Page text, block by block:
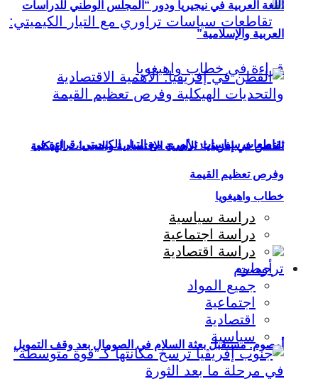
تقاطعات سياسات تراوري مع التيار الكيميتي: قراءة في
خطاب واهيغويا
أوصوم: مستقبل بعثة السلام في الصومال بعد وقف التمويل
اللغة العربية في نيجيريا ودور “المجلس الوطني للدراسات
العربية والإسلامية”
القطن في إفريقيا: الأهمية الاقتصادية والتحديات الهيكلية
وفرص تعظيم القيمة
دراسة سياسية
دراسة اجتماعية
دراسة اقتصادية
ترجمات
جميع المواد
اجتماعية
اقتصادية
سياسية